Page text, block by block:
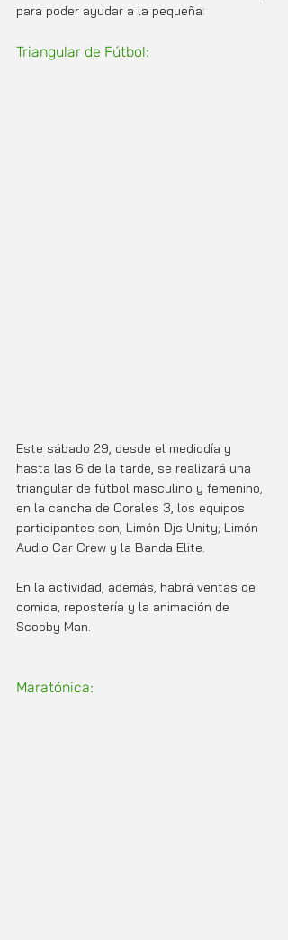
para poder ayudar a la pequeña:
Triangular de Fútbol:
Este sábado 29, desde el mediodía y
hasta las 6 de la tarde, se realizará una
triangular de fútbol masculino y femenino,
en la cancha de Corales 3, los equipos
participantes son, Limón Djs Unity; Limón
Audio Car Crew y la Banda Elite.
En la actividad, además, habrá ventas de
comida, repostería y la animación de
Scooby Man.
Maratónica: